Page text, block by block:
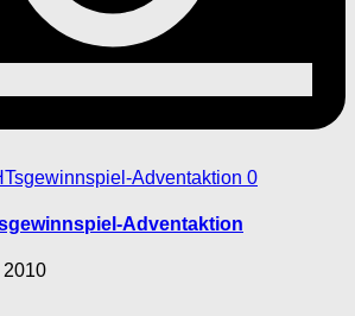
0
Adventaktion
2010